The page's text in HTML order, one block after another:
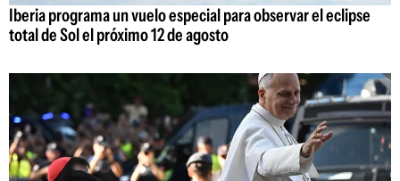
Iberia programa un vuelo especial para observar el eclipse
total de Sol el próximo 12 de agosto